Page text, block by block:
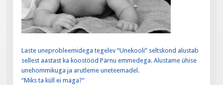
Laste uneprobleemidega tegelev “Unekooli” seltskond alustab
sellest aastast ka koostööd Pärnu emmedega. Alustame ühise
unehommikuga ja arutleme uneteemadel.
“Miks ta küll ei maga?”